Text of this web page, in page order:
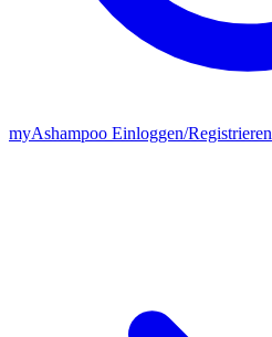
myAshampoo Einloggen/Registrieren